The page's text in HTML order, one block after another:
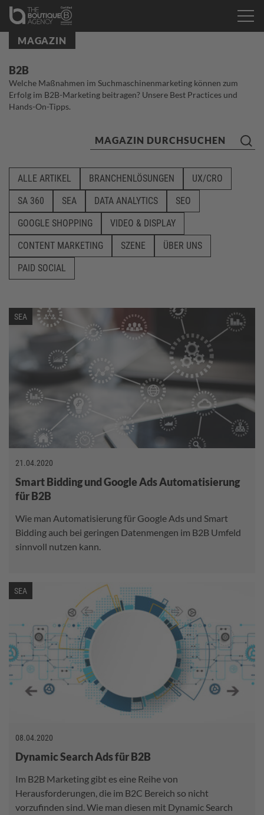
MAGAZIN
B2B
Welche Maßnahmen im Suchmaschinenmarketing können zum
Erfolg im B2B-Marketing beitragen? Unsere Best Practices und
Hands-On-Tipps.
ALLE ARTIKEL BRANCHENLÖSUNGEN
UX/CRO
SA 360
SEA DATA ANALYTICS
SEO
GOOGLE SHOPPING
VIDEO & DISPLAY
CONTENT MARKETING
SZENE
ÜBER UNS
PAID SOCIAL
SEA
21.04.2020
Smart Bidding und Google Ads Automatisierung
für B2B
Wie man Automatisierung für Google Ads und Smart
Bidding auch bei geringen Datenmengen im B2B Umfeld
sinnvoll nutzen kann.
SEA
08.04.2020
Dynamic Search Ads für B2B
Im B2B Marketing gibt es eine Reihe von
Herausforderungen, die im B2C Bereich so nicht
vorzufinden sind. Wie man diesen mit Dynamic Search